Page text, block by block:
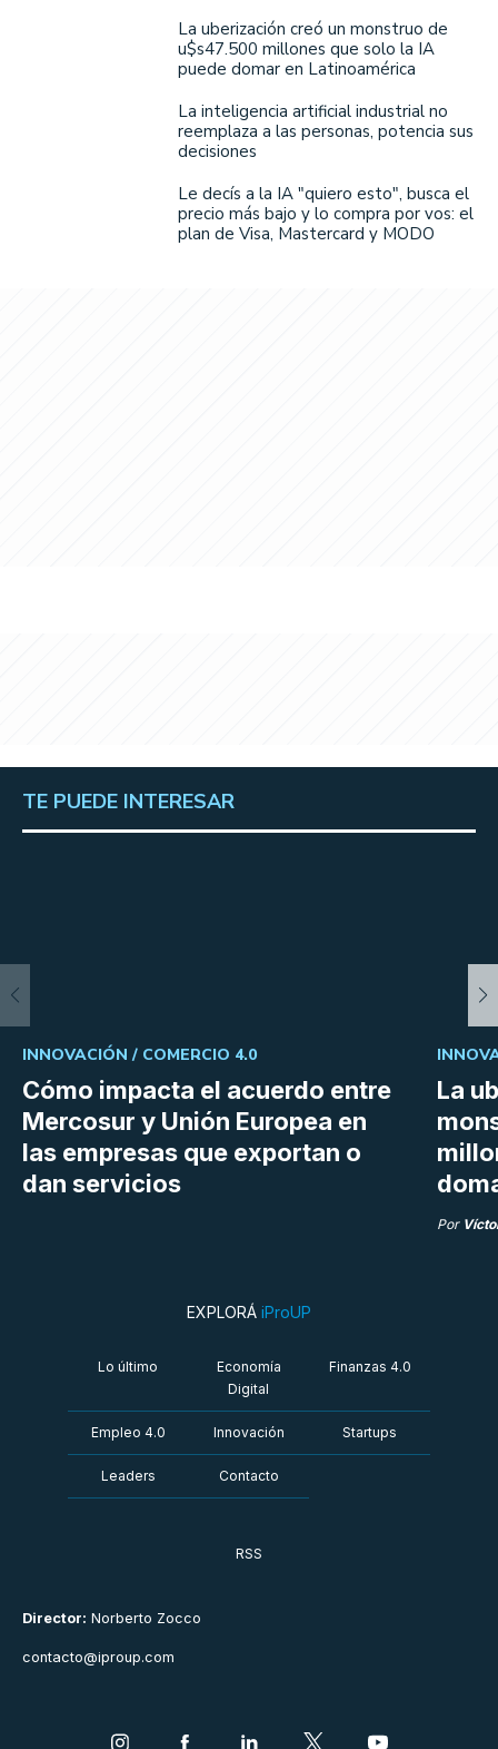
La uberización creó un monstruo de
u$s47.500 millones que solo la IA
puede domar en Latinoamérica
La inteligencia artificial industrial no
reemplaza a las personas, potencia sus
decisiones
Le decís a la IA "quiero esto", busca el
precio más bajo y lo compra por vos: el
plan de Visa, Mastercard y MODO
TE PUEDE INTERESAR
Cómo impacta el acuerdo entre
Mercosur y Unión Europea en
las empresas que exportan o
dan servicios
INNOVACIÓN / COMERCIO 4.0
La
Por
Director: Norberto Zocco
contacto@iproup.com
EXPLORÁ iProUP
Lo último
Economía
Digital
Finanzas 4.0
Empleo 4.0 Innovación Startups
Leaders Contacto
RSS